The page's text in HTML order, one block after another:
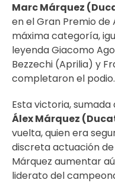
Marc Márquez
en el Gran Premio de
máxima categoría,
leyenda Giacomo
Bezzechi (Aprilia) y
completaron el podio.
Esta victoria,
Álex Márquez
vuelta, quien era
discreta actuación
Márquez aumentar
liderato del